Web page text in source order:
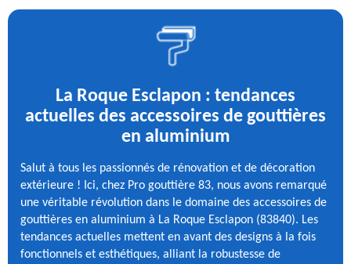
La Roque Esclapon : tendances
actuelles des accessoires de gouttières
en aluminium
Salut à tous les passionnés de rénovation et de décoration
extérieure ! Ici, chez Pro gouttière 83, nous avons remarqué
une véritable révolution dans le domaine des accessoires de
gouttières en aluminium à La Roque Esclapon (83840). Les
tendances actuelles mettent en avant des designs à la fois
fonctionnels et esthétiques, alliant la robustesse de